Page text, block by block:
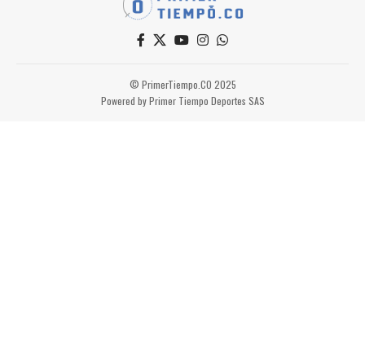
© PrimerTiempo.CO 2025
Powered by Primer Tiempo Deportes SAS